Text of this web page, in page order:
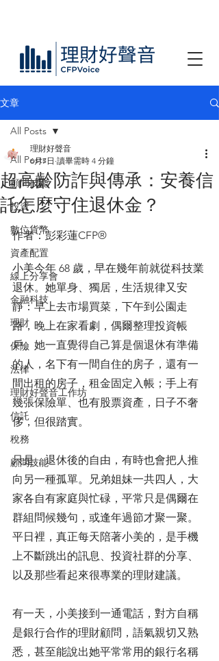
文章
All Posts
顧問技能
投資
數位貨幣
資產配置
線上分享會
金融科技
理財
保險
法律
理財好聲音工作坊
信託
稅務
顧問技能
All Posts
超高齡防詐與傳承：安養信
託怎麼守住退休金？
理財好聲音
6月7日 讀畢需時 4 分鐘
作者：彭彩蓮CFP®
小美今年 68 歲，早在幾年前就從科技業
退休。她單身、獨居，生活規律又安
靜：早上去市場買菜，下午到公園走
路，晚上在家看劇，偶爾整理投資帳
戶。她一直覺得自己算是個退休有準備
的人，名下有一間自住的房子，還有一
間出租的房子，租金固定入帳；手上有
幾張保險單、也有股票資產，日子不奢
侈，但很踏實。
只是，退休後的自由，有時也會把人推
向另一種孤單。兄弟姐妹一共四人，大
家各自有家庭與忙碌，平常只是偶爾在
群組問候幾句，或逢年過節才聚一聚。
平日裡，真正每天陪著小美的，是手機
上不斷跳出的訊息、投資社群的分享、
以及那些看起來很專業的理財建議。
有一天，小美接到一通電話，對方自稱
是銀行合作的理財顧問，語氣親切又熟
悉，甚至能說出她平常常用的銀行名稱